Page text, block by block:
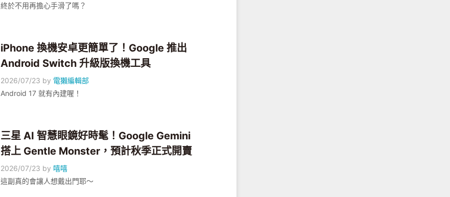
終於不用再擔心手滑了嗎？
iPhone 換機安卓更簡單了！Google 推出
Android Switch 升級版換機工具
2026/07/23 by 電獺編輯部
Android 17 就有內建喔！
三星 AI 智慧眼鏡好時髦！Google Gemini
搭上 Gentle Monster，預計秋季正式開賣
2026/07/23 by 嘻嘻
這副真的會讓人想戴出門耶～